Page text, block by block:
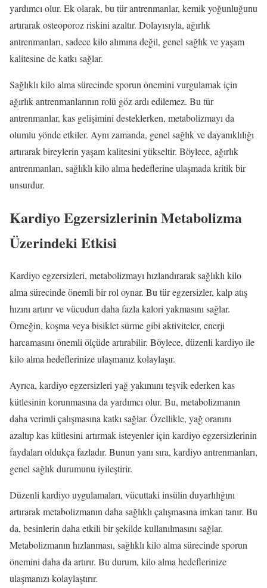
yardımcı olur. Ek olarak, bu tür antrenmanlar, kemik yoğunluğunu
artırarak osteoporoz riskini azaltır. Dolayısıyla, ağırlık
antrenmanları, sadece kilo alımına değil, genel sağlık ve yaşam
kalitesine de katkı sağlar.
Sağlıklı kilo alma sürecinde sporun önemini vurgulamak için
ağırlık antrenmanlarının rolü göz ardı edilemez. Bu tür
antrenmanlar, kas gelişimini desteklerken, metabolizmayı da
olumlu yönde etkiler. Aynı zamanda, genel sağlık ve dayanıklılığı
artırarak bireylerin yaşam kalitesini yükseltir. Böylece, ağırlık
antrenmanları, sağlıklı kilo alma hedeflerine ulaşmada kritik bir
unsurdur.
Kardiyo Egzersizlerinin Metabolizma
Üzerindeki Etkisi
Kardiyo egzersizleri, metabolizmayı hızlandırarak sağlıklı kilo
alma sürecinde önemli bir rol oynar. Bu tür egzersizler, kalp atış
hızını artırır ve vücudun daha fazla kalori yakmasını sağlar.
Örneğin, koşma veya bisiklet sürme gibi aktiviteler, enerji
harcamasını önemli ölçüde artırabilir. Böylece, düzenli kardiyo ile
kilo alma hedeflerinize ulaşmanız kolaylaşır.
Ayrıca, kardiyo egzersizleri yağ yakımını teşvik ederken kas
kütlesinin korunmasına da yardımcı olur. Bu, metabolizmanın
daha verimli çalışmasına katkı sağlar. Özellikle, yağ oranını
azaltıp kas kütlesini artırmak isteyenler için kardiyo egzersizlerinin
faydaları oldukça fazladır. Bunun yanı sıra, kardiyo antrenmanları,
genel sağlık durumunu iyileştirir.
Düzenli kardiyo uygulamaları, vücuttaki insülin duyarlılığını
artırarak metabolizmanın daha sağlıklı çalışmasına imkan tanır. Bu
da, besinlerin daha etkili bir şekilde kullanılmasını sağlar.
Metabolizmanın hızlanması, sağlıklı kilo alma sürecinde sporun
önemini daha da artırır. Bu durum, kilo alma hedeflerinize
ulaşmanızı kolaylaştırır.